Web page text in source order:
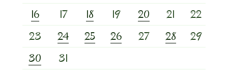
16
17 18 19 20 21
22
23
24 25 26 27 28
29
30
31